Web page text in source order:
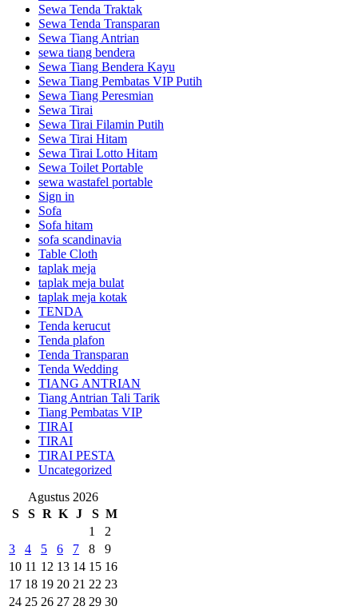
Sewa Tenda Traktak
Sewa Tenda Transparan
Sewa Tiang Antrian
sewa tiang bendera
Sewa Tiang Bendera Kayu
Sewa Tiang Pembatas VIP Putih
Sewa Tiang Peresmian
Sewa Tirai
Sewa Tirai Filamin Putih
Sewa Tirai Hitam
Sewa Tirai Lotto Hitam
Sewa Toilet Portable
sewa wastafel portable
Sign in
Sofa
Sofa hitam
sofa scandinavia
Table Cloth
taplak meja
taplak meja bulat
taplak meja kotak
TENDA
Tenda kerucut
Tenda plafon
Tenda Transparan
Tenda Wedding
TIANG ANTRIAN
Tiang Antrian Tali Tarik
Tiang Pembatas VIP
TIRAI
TIRAI
TIRAI PESTA
Uncategorized
Agustus 2026
S
S R K J S M
1
2
3
4 5 6 7 8
9
10 11 12 13 14 15 16
17 18 19 20 21 22 23
24 25 26 27 28 29 30